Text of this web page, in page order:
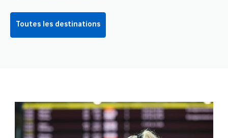
Toutes les destinations